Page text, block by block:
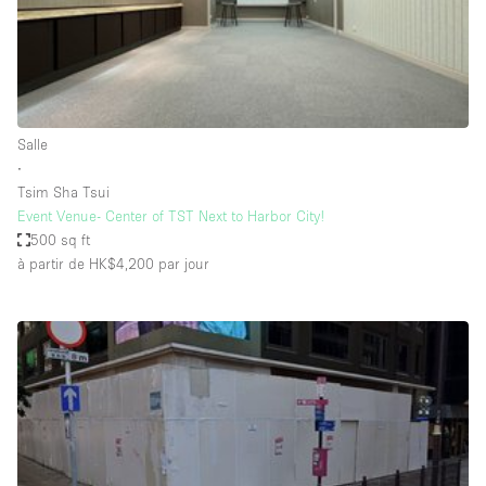
Air conditionné
Animals Friendly
Ascenseur
Bar
Comptoir
Cuisine
De plain-pied
Entrée Large
Espace Avec Vue
Salle
∙
Tsim Sha Tsui
Event Venue- Center of TST Next to Harbor City!
500 sq ft
à partir de HK$4,200 par jour